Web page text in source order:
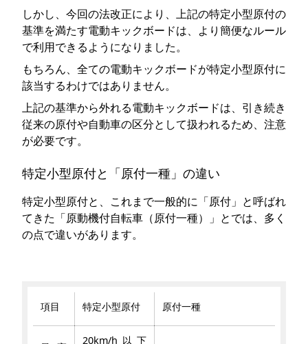
しかし、今回の法改正により、上記の特定小型原付の
基準を満たす電動キックボードは、より簡便なルール
で利用できるようになりました。
もちろん、全ての電動キックボードが特定小型原付に
該当するわけではありません。
上記の基準から外れる電動キックボードは、引き続き
従来の原付や自動車の区分として扱われるため、注意
が必要です。
特定小型原付と「原付一種」の違い
特定小型原付と、これまで一般的に「原付」と呼ばれ
てきた「原動機付自転車（原付一種）」とでは、多く
の点で違いがあります。
項目 特定小型原付 原付一種
20km/h以下